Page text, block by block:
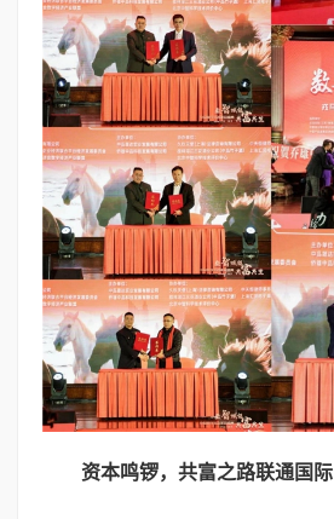
资本鸣锣，共富之路联通国际